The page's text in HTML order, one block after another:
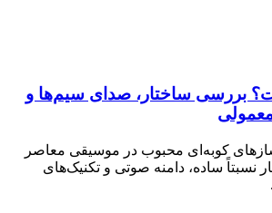
بررسی ساختار، صدای سیم‌ها و
کوبه‌ای محبوب در موسیقی معاصر
نسبتاً ساده، دامنه صوتی و تکنیک‌های